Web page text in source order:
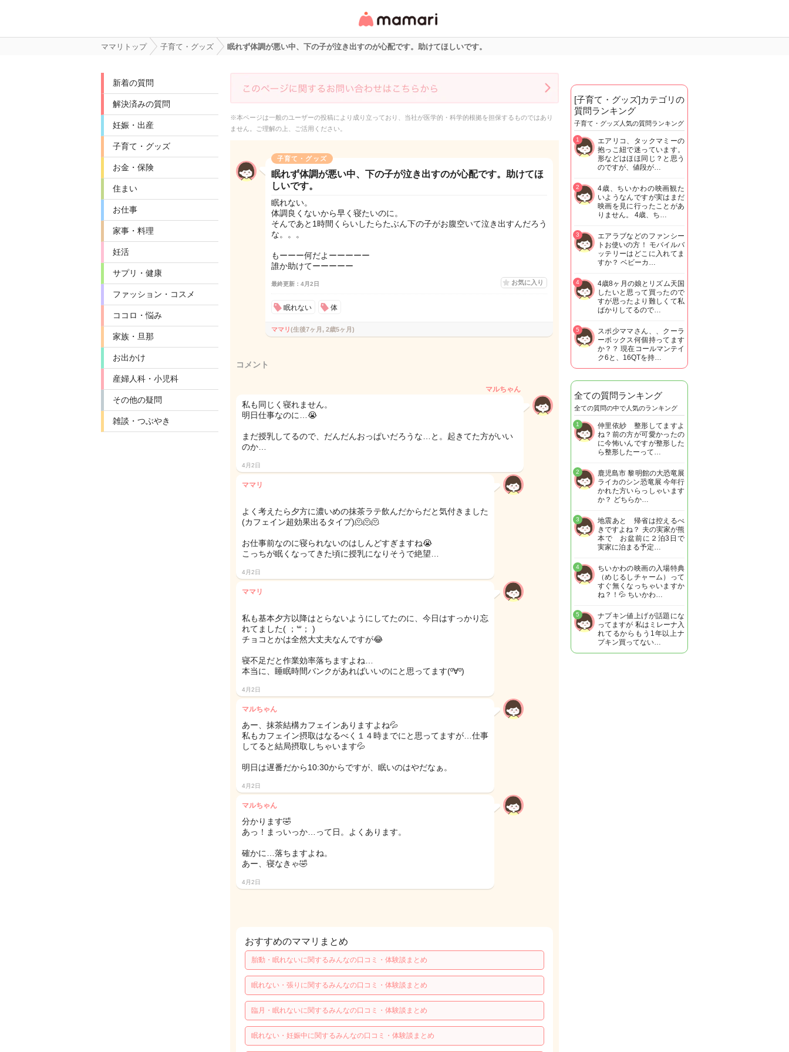
リ・情報サイト
ママリトップ 子育て・グッズ 眠れず体調が悪い中、下の子が泣き出すのが心配です。助けてほしいです。
新着の質問
解決済みの質問
妊娠・出産
子育て・グッズ
お金・保険
住まい
お仕事
家事・料理
妊活
サプリ・健康
ファッション・コスメ
ココロ・悩み
家族・旦那
お出かけ
産婦人科・小児科
その他の疑問
雑談・つぶやき
※本ページは一般のユーザーの投稿により成り立っており、当社が医学的・科学的根拠を担保するものではあり
ません。ご理解の上、ご活用ください。
子育て・グッズ
眠れず体調が悪い中、下の子が泣き出すのが心配です。助けてほ
しいです。
眠れない。
体調良くないから早く寝たいのに。
そんであと1時間くらいしたらたぶん下の子がお腹空いて泣き出すんだろう
な。。。
もーーー何だよーーーーー
誰か助けてーーーーー
最終更新：4月2日 お気に入り
眠れない 体
ママリ(生後7ヶ月, 2歳5ヶ月)
コメント
マルちゃん
私も同じく寝れません。
明日仕事なのに…😭
まだ授乳してるので、だんだんおっぱいだろうな…と。起きてた方がいい
のか…
4月2日
ママリ
よく考えたら夕方に濃いめの抹茶ラテ飲んだからだと気付きました
(カフェイン超効果出るタイプ)🫠🫠🫠
お仕事前なのに寝られないのはしんどすぎますね😭
こっちが眠くなってきた頃に授乳になりそうで絶望…
4月2日
ママリ
私も基本夕方以降はとらないようにしてたのに、今日はすっかり忘
れてました( ；꒳​； )
チョコとかは全然大丈夫なんですが😂
寝不足だと作業効率落ちますよね…
本当に、睡眠時間バンクがあればいいのにと思ってます(º∀º)
4月2日
マルちゃん
あー、抹茶結構カフェインありますよね💦
私もカフェイン摂取はなるべく１４時までにと思ってますが…仕事
してると結局摂取しちゃいます💦
明日は遅番だから10:30からですが、眠いのはやだなぁ。
4月2日
マルちゃん
分かります🤣
あっ！まっいっか…って日。よくあります。
確かに…落ちますよね。
あー、寝なきゃ🤣
4月2日
おすすめのママリまとめ
胎動・眠れないに関するみんなの口コミ・体験談まとめ
眠れない・張りに関するみんなの口コミ・体験談まとめ
臨月・眠れないに関するみんなの口コミ・体験談まとめ
眠れない・妊娠中に関するみんなの口コミ・体験談まとめ
[子育て・グッズ]カテゴリの
質問ランキング
子育て・グッズ人気の質問ランキング
エアリコ、タックマミーの
抱っこ紐で迷っています。
形などはほほ同じ？と思う
のですが、値段が…
1
4歳、ちいかわの映画観た
いようなんですが実はまだ
映画を見に行ったことがあ
りません。 4歳、ち…
2
エアラブなどのファンシー
トお使いの方！ モバイルバ
ッテリーはどこに入れてま
すか？ ベビーカ…
3
4歳8ヶ月の娘とリズム天国
したいと思って買ったので
すが思ったより難しくて私
ばかりしてるので…
4
スポ少ママさん、、クーラ
ーボックス何個持ってます
か？？ 現在コールマンテイ
ク6と、16QTを持…
5
全ての質問ランキング
全ての質問の中で人気のランキング
仲里依紗 整形してますよ
ね？前の方が可愛かったの
に今怖いんですが整形した
ら整形したーって…
1
鹿児島市 黎明館の大恐竜展
ライカのシン恐竜展 今年行
かれた方いらっしゃいます
か？ どちらか…
2
地震あと 帰省は控えるべ
きですよね？ 夫の実家が熊
本で お盆前に２泊3日で
実家に泊まる予定…
3
ちいかわの映画の入場特典
（めじるしチャーム）って
すぐ無くなっちゃいますか
ね？！💦 ちいかわ…
4
ナプキン値上げが話題にな
ってますが 私はミレーナ入
れてるからもう1年以上ナ
プキン買ってない…
5